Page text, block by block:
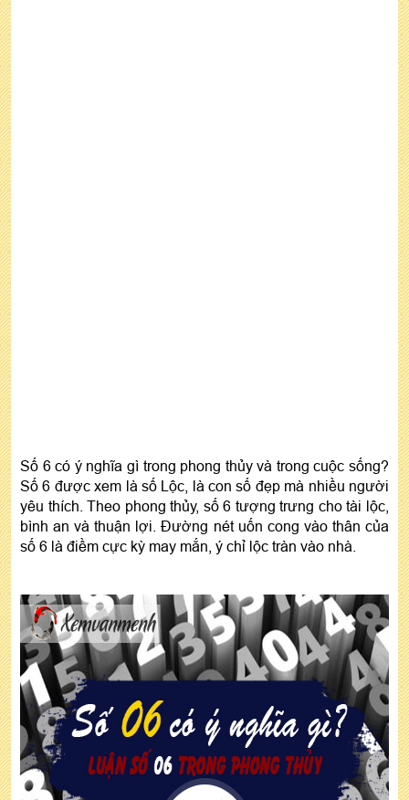
Số 6 có ý nghĩa gì trong phong thủy và trong cuộc sống?
Số 6 được xem là số Lộc, là con số đẹp mà nhiều người
yêu thích. Theo phong thủy, số 6 tượng trưng cho tài lộc,
bình an và thuận lợi. Đường nét uốn cong vào thân của
số 6 là điềm cực kỳ may mắn, ý chỉ lộc tràn vào nhà.